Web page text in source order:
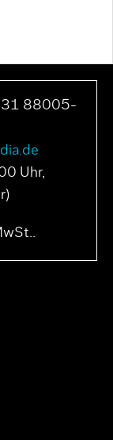
88005-
Uhr,